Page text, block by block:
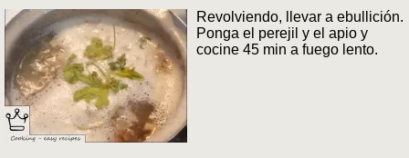
Revolviendo, llevar a ebullición.
Ponga el perejil y el apio y
cocine 45 min a fuego lento.